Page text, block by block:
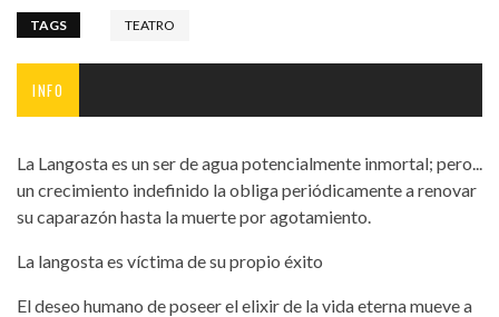
TAGS TEATRO
INFO
La Langosta es un ser de agua potencialmente inmortal; pero...
un crecimiento indefinido la obliga periódicamente a renovar
su caparazón hasta la muerte por agotamiento.
La langosta es víctima de su propio éxito
El deseo humano de poseer el elixir de la vida eterna mueve a